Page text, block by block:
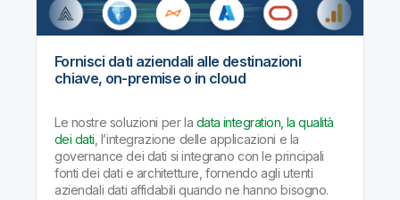
Fornisci dati aziendali alle destinazioni
chiave, on-premise o in cloud
Le nostre soluzioni per la data integration, la qualità
dei dati , l’integrazione delle applicazioni e la
governance dei dati si integrano con le principali
fonti dei dati e architetture, fornendo agli utenti
aziendali dati affidabili quando ne hanno bisogno.